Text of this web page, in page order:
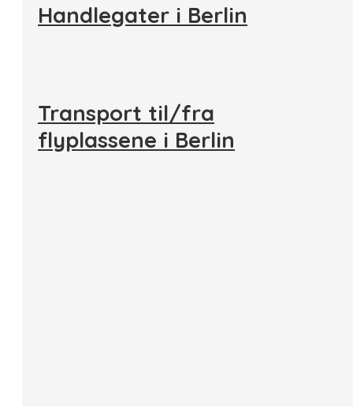
Handlegater i Berlin
Transport til/fra
flyplassene i Berlin